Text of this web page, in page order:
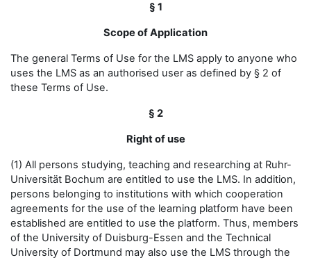
§ 1
Scope of Application
The general Terms of Use for the LMS apply to anyone who
uses the LMS as an authorised user as defined by § 2 of
these Terms of Use.
§ 2
Right of use
(1) All persons studying, teaching and researching at Ruhr-
Universität Bochum are entitled to use the LMS. In addition,
persons belonging to institutions with which cooperation
agreements for the use of the learning platform have been
established are entitled to use the platform. Thus, members
of the University of Duisburg-Essen and the Technical
University of Dortmund may also use the LMS through the